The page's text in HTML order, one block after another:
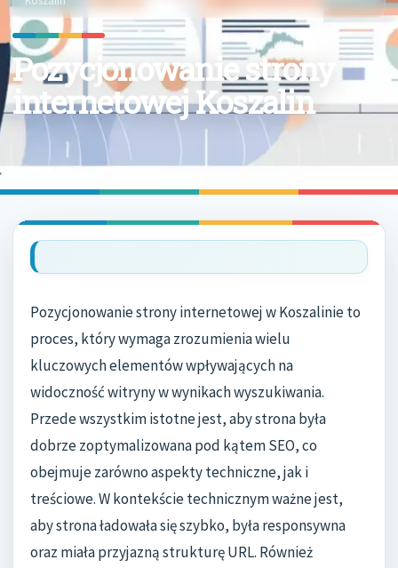
Pozycjonowanie strony
internetowej Koszalin
Pozycjonowanie strony internetowej w Koszalinie to
proces, który wymaga zrozumienia wielu
kluczowych elementów wpływających na
widoczność witryny w wynikach wyszukiwania.
Przede wszystkim istotne jest, aby strona była
dobrze zoptymalizowana pod kątem SEO, co
obejmuje zarówno aspekty techniczne, jak i
treściowe. W kontekście technicznym ważne jest,
aby strona ładowała się szybko, była responsywna
oraz miała przyjazną strukturę URL. Również